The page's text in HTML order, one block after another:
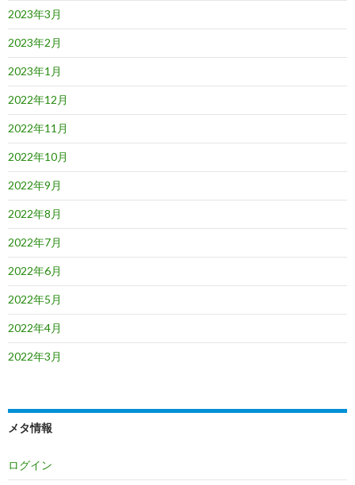
2023年3月
2023年2月
2023年1月
2022年12月
2022年11月
2022年10月
2022年9月
2022年8月
2022年7月
2022年6月
2022年5月
2022年4月
2022年3月
メタ情報
ログイン